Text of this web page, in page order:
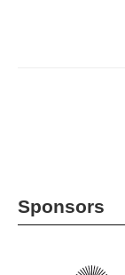
Sponsors